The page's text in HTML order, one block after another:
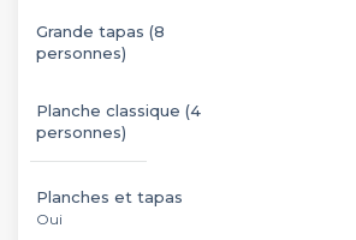
Grande tapas (8
personnes)
Planche classique (4
personnes)
Planches et tapas
Oui